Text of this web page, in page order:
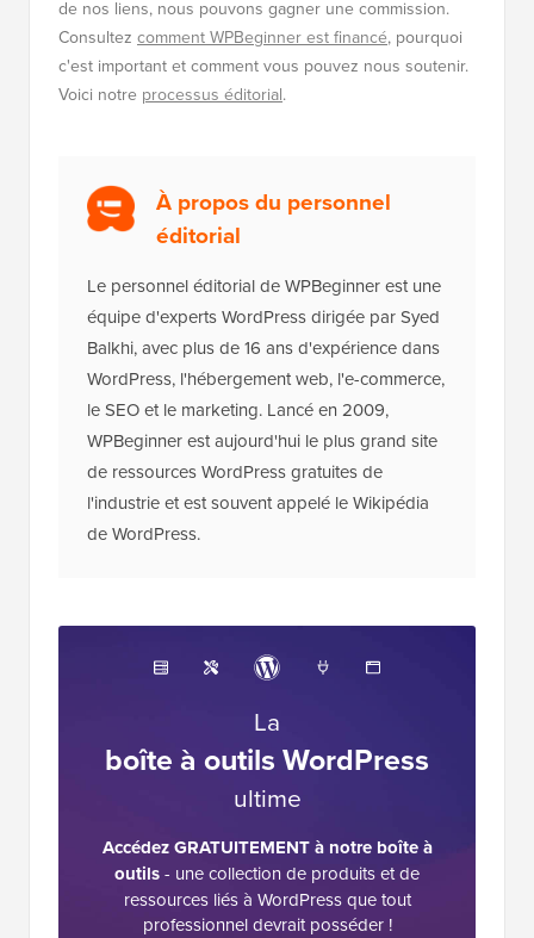
de nos liens, nous pouvons gagner une commission.
Consultez comment WPBeginner est financé, pourquoi
c'est important et comment vous pouvez nous soutenir.
Voici notre processus éditorial.
À propos du personnel
éditorial
Le personnel éditorial de WPBeginner est une
équipe d'experts WordPress dirigée par Syed
Balkhi, avec plus de 16 ans d'expérience dans
WordPress, l'hébergement web, l'e-commerce,
le SEO et le marketing. Lancé en 2009,
WPBeginner est aujourd'hui le plus grand site
de ressources WordPress gratuites de
l'industrie et est souvent appelé le Wikipédia
de WordPress.
La
boîte à outils WordPress
ultime
Accédez GRATUITEMENT à notre boîte à
outils- une collection de produits et de
ressources liés à WordPress que tout
professionnel devrait posséder !